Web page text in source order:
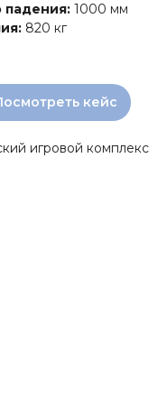
падения: 1000 мм
820 кг
кейс
игровой комплекс